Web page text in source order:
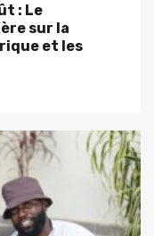
: Le
sur la
et les